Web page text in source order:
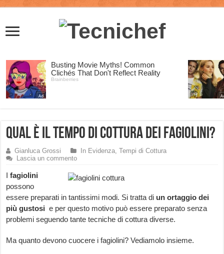
Qual è il tempo di cottura dei fagiolini?
Gianluca Grossi In Evidenza,Tempi di Cottura
Lascia un commento
Ifagiolini
possono
essere preparati in tantissimi modi. Si tratta di un ortaggio dei
più gustosi e per questo motivo può essere preparato senza
problemi seguendo tante tecniche di cottura diverse.
Ma quanto devono cuocere i fagiolini? Vediamolo insieme.